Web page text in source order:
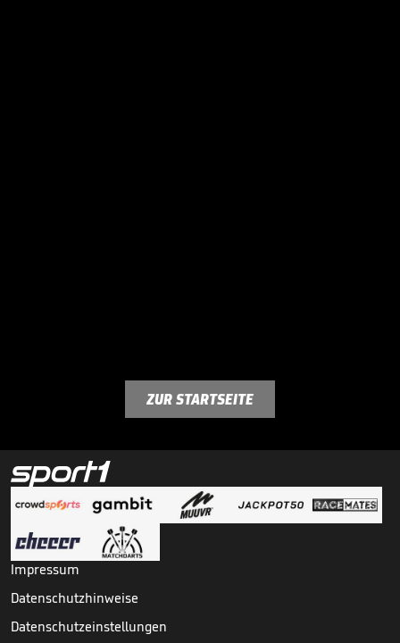
ZUR STARTSEITE
Impressum
Datenschutzhinweise
Datenschutzeinstellungen